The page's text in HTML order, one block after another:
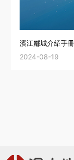
濱江酈城介紹手冊
2024-08-19